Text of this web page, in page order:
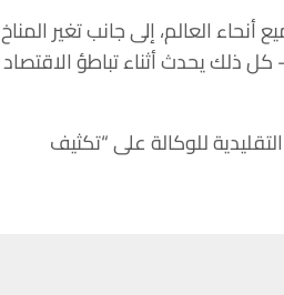
العالم، إلى جانب تغير المناخ
ذلك يحدث أثناء تباطؤ الاقتصاد
للوكالة على “تكثيف